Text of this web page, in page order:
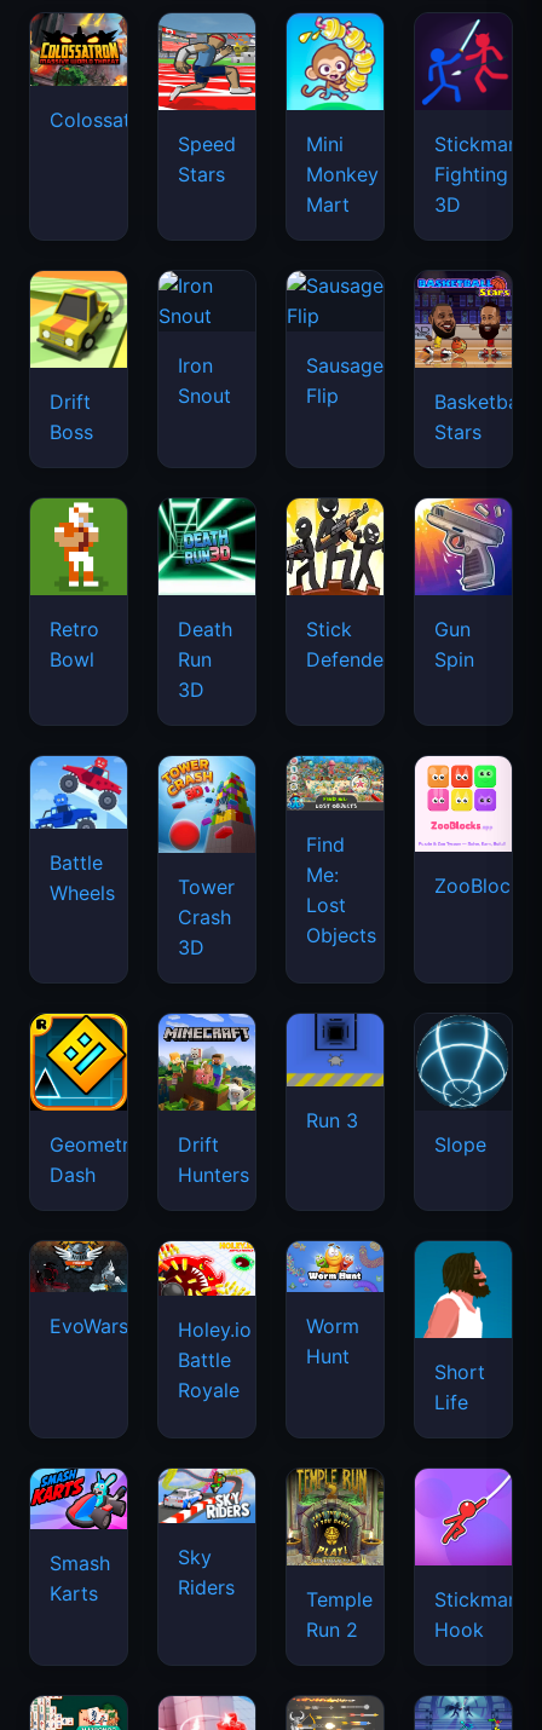
Colossatron
Speed
Stars
Mini
Monkey
Mart
Stickman
Fighting
3D
Drift
Boss
Iron
Snout
Sausage
Flip
Basketball
Stars
Retro
Bowl
Death
Run
3D
Stick
Defenders
Gun
Spin
Battle
Wheels
Tower
Crash
3D
Find
Me:
Lost
Objects
ZooBlocks
Geometry
Dash
Drift
Hunters
Run 3
Slope
EvoWars.io
Holey.io
Battle
Royale
Worm
Hunt
Short
Life
Smash
Karts
Sky
Riders
Temple
Run 2
Stickman
Hook